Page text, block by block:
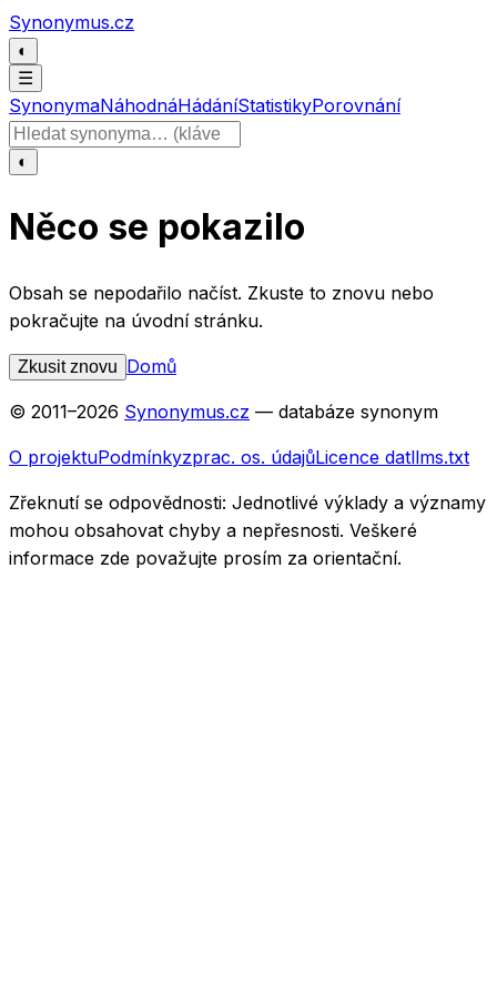
Přeskočit na obsah
Synonymus.cz
◐
☰
SynonymaNáhodnáHádáníStatistikyPorovnání
Hledat slovo
◐
Něco se pokazilo
Obsah se nepodařilo načíst. Zkuste to znovu nebo
pokračujte na úvodní stránku.
Zkusit znovu Domů
© 2011–2026 Synonymus.cz — databáze synonym
O projektuPodmínkyzprac. os. údajůLicence datllms.txt
Zřeknutí se odpovědnosti: Jednotlivé výklady a významy
mohou obsahovat chyby a nepřesnosti. Veškeré
informace zde považujte prosím za orientační.